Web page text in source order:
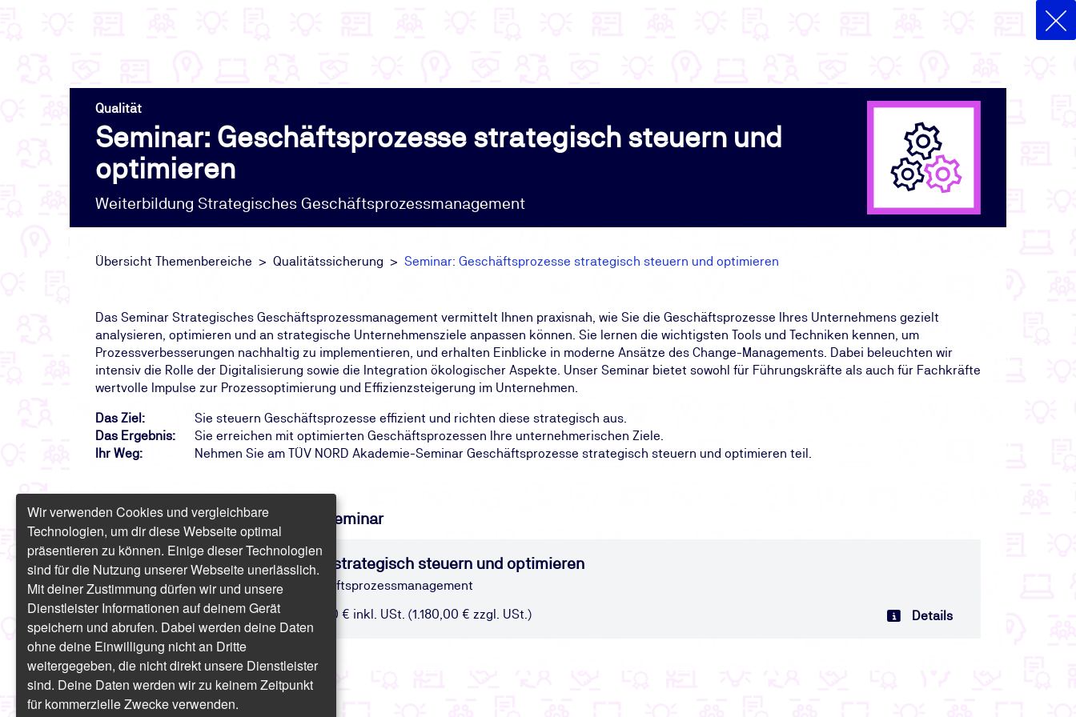
Qualität
Seminar: Geschäftsprozesse strategisch steuern und
optimieren
Weiterbildung Strategisches Geschäftsprozessmanagement
Übersicht Themenbereiche Qualitätssicherung Seminar: Geschäftsprozesse strategisch steuern und optimieren
Das Seminar Strategisches Geschäftsprozessmanagement vermittelt Ihnen praxisnah, wie Sie die Geschäftsprozesse Ihres Unternehmens gezielt
analysieren, optimieren und an strategische Unternehmensziele anpassen können. Sie lernen die wichtigsten Tools und Techniken kennen, um
Prozessverbesserungen nachhaltig zu implementieren, und erhalten Einblicke in moderne Ansätze des Change-Managements. Dabei beleuchten wir
intensiv die Rolle der Digitalisierung sowie die Integration ökologischer Aspekte. Unser Seminar bietet sowohl für Führungskräfte als auch für Fachkräfte
wertvolle Impulse zur Prozessoptimierung und Effizienzsteigerung im Unternehmen.
Das Ziel:
Sie steuern Geschäftsprozesse effizient und richten diese strategisch aus.
Das Ergebnis:
Sie erreichen mit optimierten Geschäftsprozessen Ihre unternehmerischen Ziele.
Ihr Weg:
Nehmen Sie am TÜV NORD Akademie-Seminar Geschäftsprozesse strategisch steuern und optimieren teil.
Finden Sie freie Termine für das Seminar
Seminar: Geschäftsprozesse strategisch steuern und optimieren
Weiterbildung Strategisches Geschäftsprozessmanagement
Präsenz/Online | 2 Tage | ab 1.404,20 € inkl. USt. (1.180,00 € zzgl. USt.) Details
Wir verwenden Cookies und vergleichbare
Technologien, um dir diese Webseite optimal
präsentieren zu können. Einige dieser Technologien
sind für die Nutzung unserer Webseite unerlässlich.
Mit deiner Zustimmung dürfen wir und unsere
Dienstleister Informationen auf deinem Gerät
speichern und abrufen. Dabei werden deine Daten
ohne deine Einwilligung nicht an Dritte
weitergegeben, die nicht direkt unsere Dienstleister
sind. Deine Daten werden wir zu keinem Zeitpunkt
für kommerzielle Zwecke verwenden.